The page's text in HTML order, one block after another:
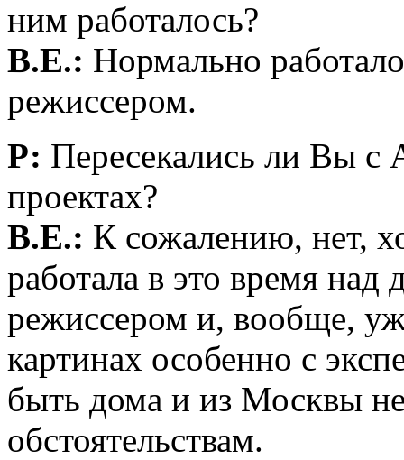
ним работалось?
В.Е.: Нормально
режиссером.
Р: Пересекались ли Вы с
проектах?
В.Е.: К сожалению, нет,
работала в это время над
режиссером и, вообще,
картинах особенно с
быть дома и из Москвы
обстоятельствам.